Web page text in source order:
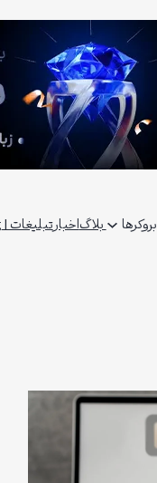
بروکرها بلاگاخبارتبلیغات | Advertising